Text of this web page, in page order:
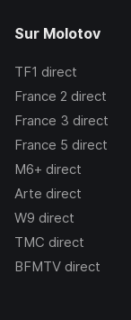
Sur Molotov
TF1 direct
France 2 direct
France 3 direct
France 5 direct
M6+ direct
Arte direct
W9 direct
TMC direct
BFMTV direct